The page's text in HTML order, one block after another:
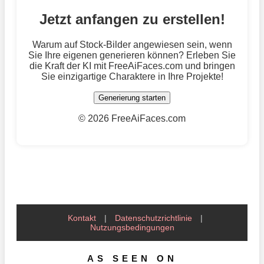
Jetzt anfangen zu erstellen!
Warum auf Stock-Bilder angewiesen sein, wenn
Sie Ihre eigenen generieren können? Erleben Sie
die Kraft der KI mit FreeAiFaces.com und bringen
Sie einzigartige Charaktere in Ihre Projekte!
Generierung starten
© 2026 FreeAiFaces.com
Kontakt | Datenschutzrichtlinie
|
Nutzungsbedingungen
AS SEEN ON